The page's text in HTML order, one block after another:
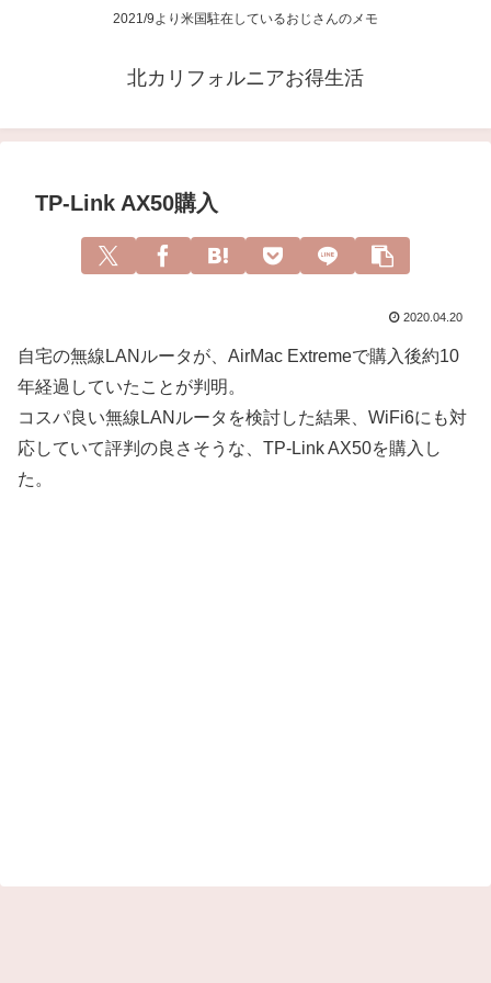
2021/9より米国駐在しているおじさんのメモ
北カリフォルニアお得生活
TP-Link AX50購入
2020.04.20
自宅の無線LANルータが、AirMac Extremeで購入後約10
年経過していたことが判明。
コスパ良い無線LANルータを検討した結果、WiFi6にも対
応していて評判の良さそうな、TP-Link AX50を購入し
た。